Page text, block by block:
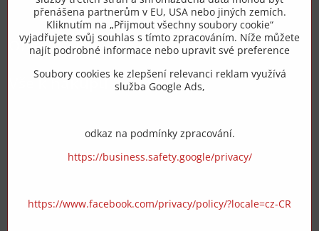
info​@zipzop​.cz
Objednávky
Vše k nákupu
přenášena partnerům v EU, USA nebo jiných zemích.
Kliknutím na „Přijmout všechny soubory cookie“
vyjadřujete svůj souhlas s tímto zpracováním. Níže můžete
najít podrobné informace nebo upravit své preference
Soubory cookies ke zlepšení relevanci reklam využívá
služba Google Ads,
odkaz na podmínky zpracování.
https://business.safety.google/privacy/
https://www.facebook.com/privacy/policy/?locale=cz-CR